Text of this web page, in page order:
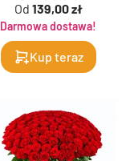
Od 139,00 zł
Darmowa dostawa!
Kup teraz